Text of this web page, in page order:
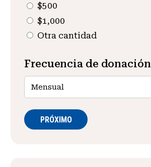
$500
$1,000
Otra cantidad
Frecuencia de donación